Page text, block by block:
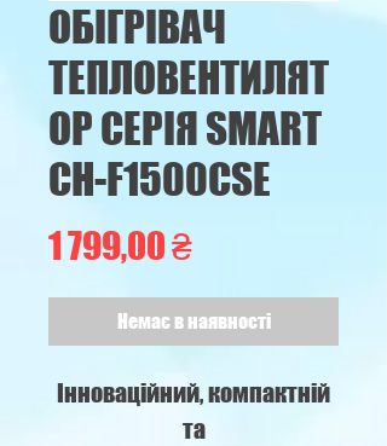
ОБІГРІВАЧ
ТЕПЛОВЕНТИЛЯТ
ОР СЕРІЯ SMART
CH-F1500CSE
1 799,00 ₴Ціна
Немає в наявності
Інноваційний, компактній
та